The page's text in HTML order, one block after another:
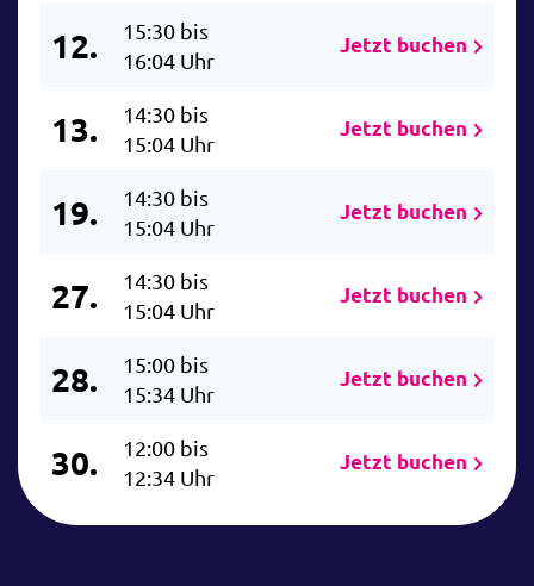
12.
15:30 bis
16:04 Uhr
Jetzt buchen
13.
14:30 bis
15:04 Uhr
Jetzt buchen
19.
14:30 bis
15:04 Uhr
Jetzt buchen
27.
14:30 bis
15:04 Uhr
Jetzt buchen
28.
15:00 bis
15:34 Uhr
Jetzt buchen
30.
12:00 bis
12:34 Uhr
Jetzt buchen